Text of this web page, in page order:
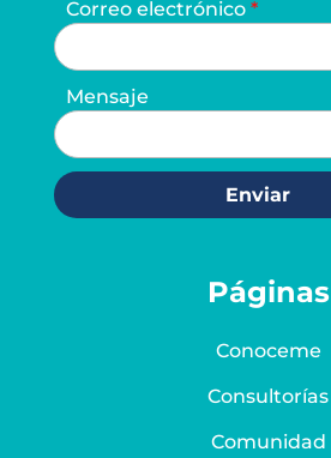
Correo electrónico
Mensaje
Enviar
Páginas
Conoceme
Consultorías
Comunidad